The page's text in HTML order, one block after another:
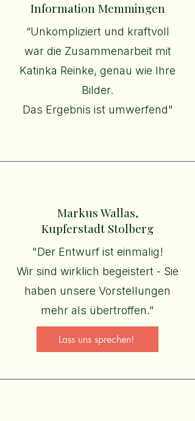
Information Memmingen
“Unkompliziert und kraftvoll
war die Zusammenarbeit mit
Katinka Reinke, genau wie Ihre
Bilder.
Das Ergebnis ist umwerfend"
Markus Wallas,
Kupferstadt Stolberg
"Der Entwurf ist einmalig!
Wir sind wirklich begeistert - Sie
haben unsere Vorstellungen
mehr als übertroffen."
Lass uns sprechen!